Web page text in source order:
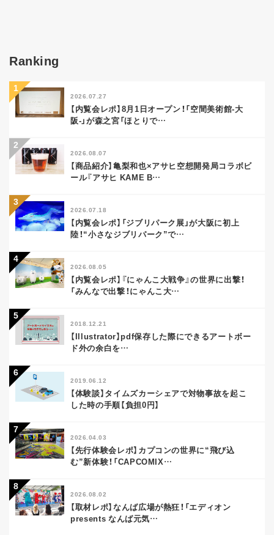
Ranking
2026.07.27
【内覧会レポ】8月1日オープン！「空間美術館-大
阪-」が森之宮「ほとりで…
2026.08.07
【商品紹介】亀梨和也×アサヒ空想開発局コラボビ
ール『アサヒ KAME B…
2026.07.18
【内覧会レポ】「ジブリパーク展」が大阪に初上
陸！“小さなジブリパーク”で…
2026.08.05
【内覧会レポ】『にゃんこ大戦争』の世界に出撃！
「みんなで出撃！にゃんこ大…
2018.12.21
【Illustrator】pdf保存した際にできるアートボー
ド外の余白を…
2019.06.12
【体験談】タイムズカーシェアで対物事故を起こ
した時の手順【負担0円】
2026.04.03
【先行体験会レポ】カプコンの世界に“飛び込
む”新体験！「CAPCOMIX…
2026.08.02
【取材レポ】なんば広場が熱狂！「エディオン
presents なんば元気…